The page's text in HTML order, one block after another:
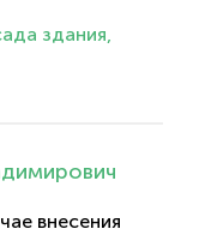
здания,
внесения